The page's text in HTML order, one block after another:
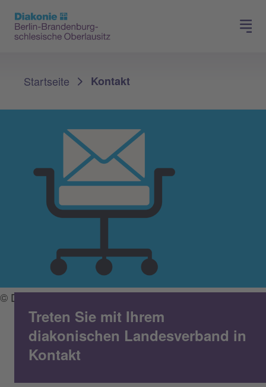
Presse
Startseite
Kontakt
© Diakonie/Francesco Ciccolella
Treten Sie mit Ihrem
diakonischen Landesverband in
Kontakt